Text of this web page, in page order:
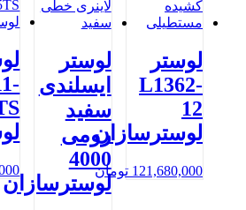
لوستر
L1362-
12
لوسترسازان
121,680,000 تومان
لوستر
ایسلندی
سفید
رومی
4000
لوسترسازان